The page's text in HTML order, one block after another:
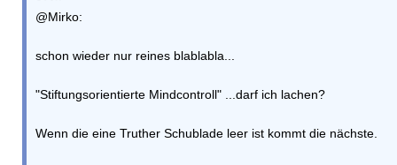
@Mirko:
schon wieder nur reines blablabla...
"Stiftungsorientierte Mindcontroll" ...darf ich lachen?
Wenn die eine Truther Schublade leer ist kommt die nächste.